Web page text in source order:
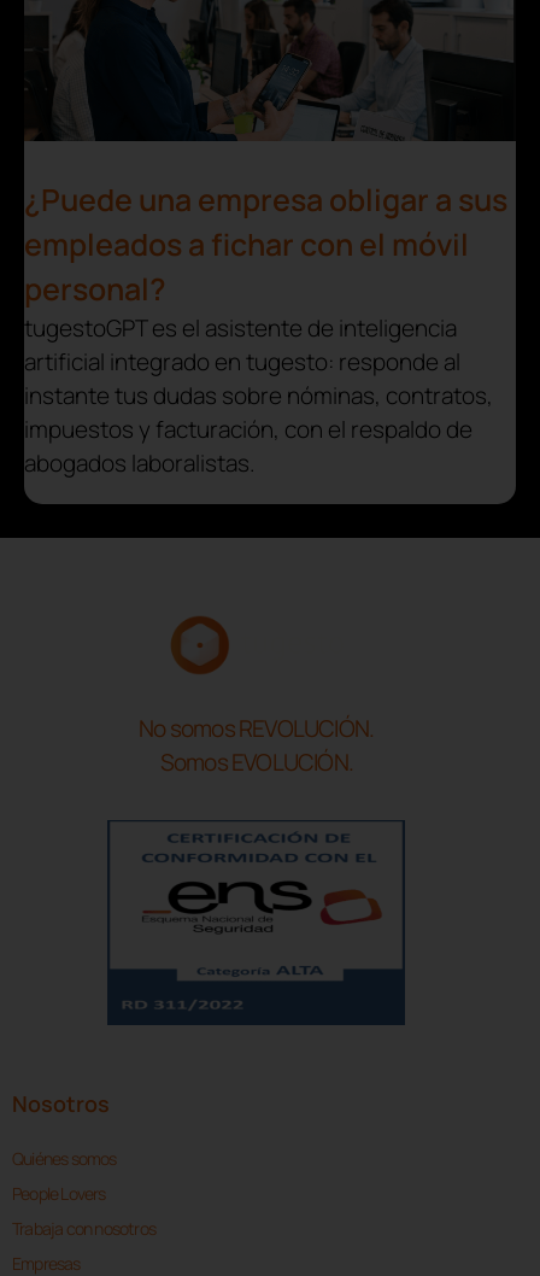
¿Puede una empresa obligar a sus
empleados a fichar con el móvil
personal?
tugestoGPT es el asistente de inteligencia
artificial integrado en tugesto: responde al
instante tus dudas sobre nóminas, contratos,
impuestos y facturación, con el respaldo de
abogados laboralistas.
No somos REVOLUCIÓN.
Somos EVOLUCIÓN.
Nosotros
Quiénes somos
People Lovers
Trabaja con nosotros
Empresas